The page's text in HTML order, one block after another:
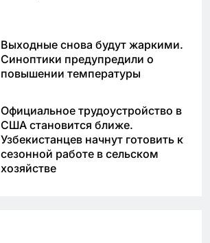
Выходные снова будут жаркими.
Синоптики предупредили о
повышении температуры
Официальное трудоустройство в
США становится ближе.
Узбекистанцев начнут готовить к
сезонной работе в сельском
хозяйстве